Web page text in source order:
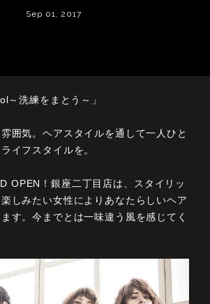
Sep 01, 2017
～洗練をまとう～」
雰囲気。ヘアスタイルを通して一人ひと
イフスタイルを。
OPEN！銀座二丁目店は、スタイリッ
しみたい女性によりあなたらしいヘア
す。今までとは一味違う風を感じてく